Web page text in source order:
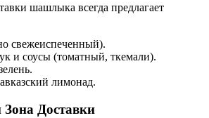
шашлыка всегда предлагает
свежеиспеченный).
и соусы (томатный, ткемали).
лимонад.
Доставки